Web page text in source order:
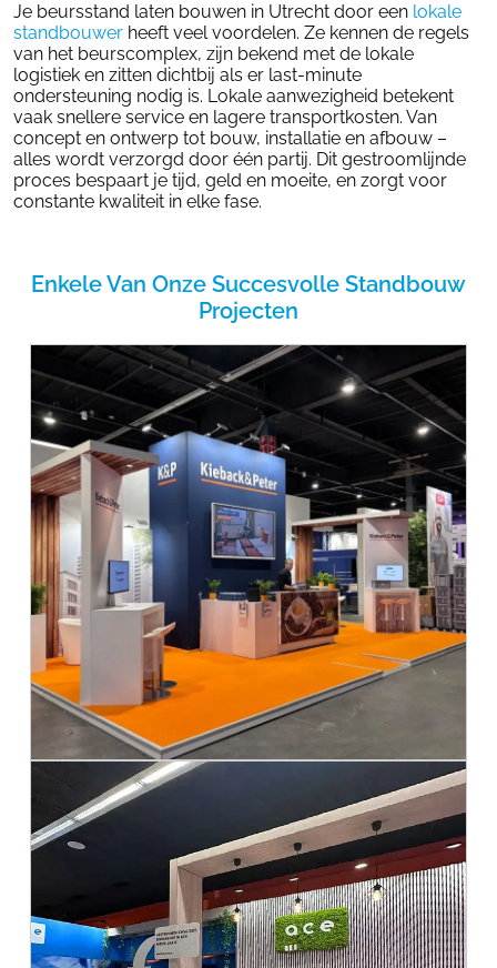
Je beursstand laten bouwen in Utrecht door een lokale
standbouwer heeft veel voordelen. Ze kennen de regels
van het beurscomplex, zijn bekend met de lokale
logistiek en zitten dichtbij als er last-minute
ondersteuning nodig is. Lokale aanwezigheid betekent
vaak snellere service en lagere transportkosten. Van
concept en ontwerp tot bouw, installatie en afbouw –
alles wordt verzorgd door één partij. Dit gestroomlijnde
proces bespaart je tijd, geld en moeite, en zorgt voor
constante kwaliteit in elke fase.
Enkele Van Onze Succesvolle Standbouw
Projecten